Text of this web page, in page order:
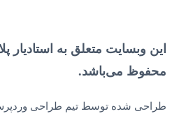
اين وبسايت متعلق به
محفوظ می‌باشد.
طراحی شده توسط تیم طراحی